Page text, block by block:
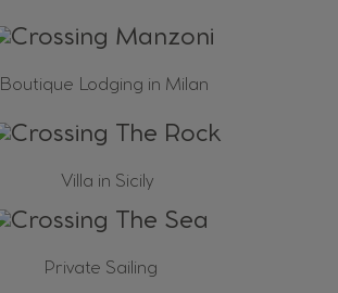
Boutique Lodging in Milan
Villa in Sicily
Private Sailing